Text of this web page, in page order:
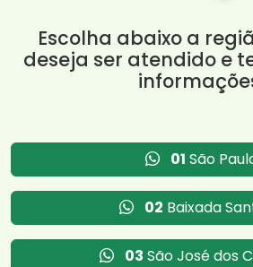
Escolha abaixo a
deseja ser atendido e
01 São
02 Baixada
03 São José dos